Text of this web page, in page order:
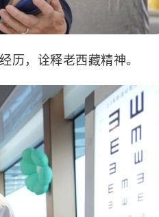
历，诠释老西藏精神。